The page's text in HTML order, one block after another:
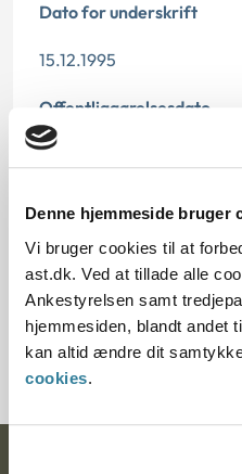
Denne hjemmeside bruger
Vi bruger cookies til at
ast.dk. Ved at tillade alle
Ankestyrelsen samt
hjemmesiden, blandt andet
kan altid ændre dit
cookies.
Dato for underskrift
15.12.1995
Offentliggørelsesdato
12.07.2013
Paragraf
§ 32d § 124 § 32
Journalnummer
20532-95